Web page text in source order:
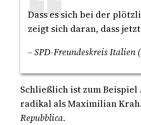
Dass es sich bei der
zeigt sich daran, dass
– SPD-Freundeskreis Italien (
Schließlich ist zum Beispiel
radikal als Maximilian
Repubblica.